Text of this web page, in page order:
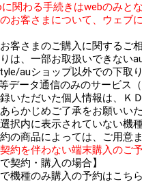
に関わる手続きはwebのみと
のお客さまについて、ウェブ
客さまのご購入に関するご
りは、一部お取扱いできない
auショップ以外での下取
等データ通信のみのサービス
録いただいた個人情報は、Ｋ
らかじめご了承をお願いいた
選択内に表示されていない機
約の商品によっては、ご用意
契約を伴わない端末購入のご
で契約・購入の場合】
で機種のみ購入の予約はこ